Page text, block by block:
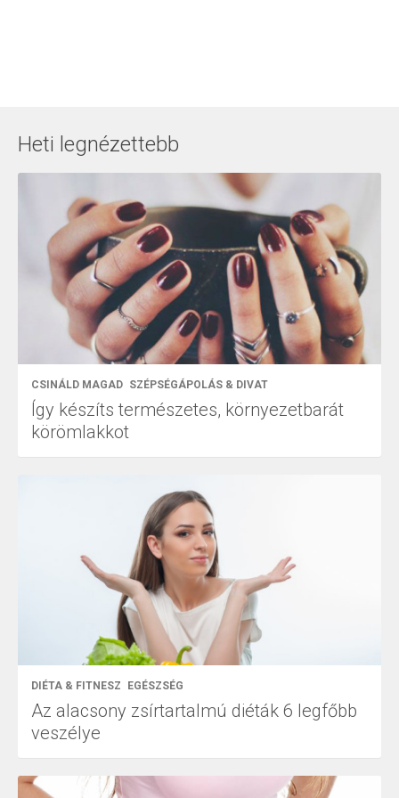
Heti legnézettebb
CSINÁLD MAGAD SZÉPSÉGÁPOLÁS & DIVAT
Így készíts természetes, környezetbarát
körömlakkot
DIÉTA & FITNESZ EGÉSZSÉG
Az alacsony zsírtartalmú diéták 6 legfőbb
veszélye